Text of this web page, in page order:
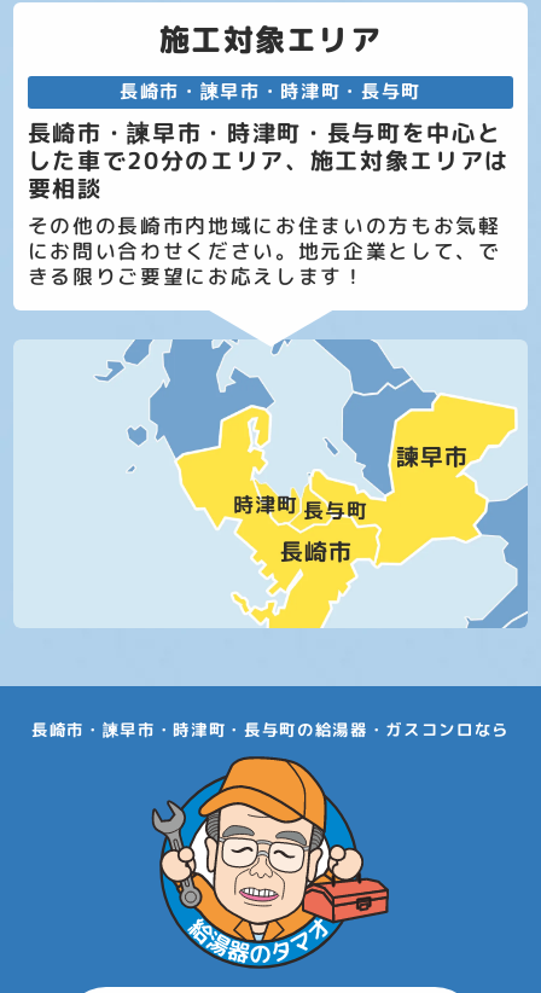
施工対象エリア
長崎市・諫早市・時津町・長与町
長崎市・諫早市・時津町・長与町を中心と
した車で20分のエリア、施工対象エリアは
要相談
その他の長崎市内地域にお住まいの方もお気軽
にお問い合わせください。地元企業として、で
きる限りご要望にお応えします！
長崎市・諫早市・時津町・長与町の給湯器・ガスコンロなら